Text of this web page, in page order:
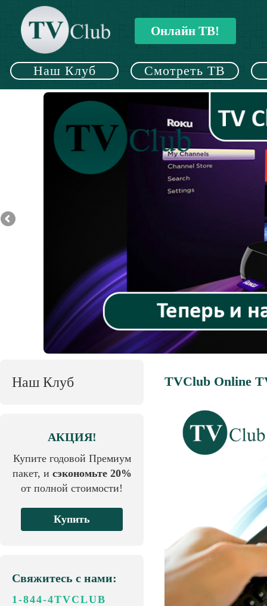
Онлайн ТВ!
Наш Клуб Смотреть ТВ
Наш Клуб
АКЦИЯ!
Купите годовой Премиум
пакет, и сэкономьте 20%
от полной стоимости!
Купить
Свяжитесь с нами:
1-844-4TVCLUB
TVClub Online